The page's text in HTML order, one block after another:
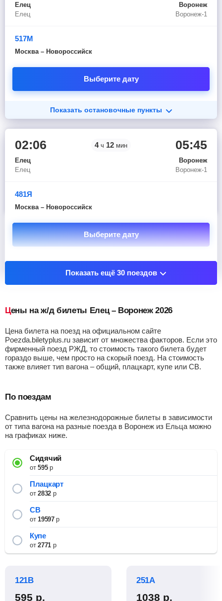
Елец
Елец
Воронеж
Воронеж-1
517М
Москва – Новороссийск
Выберите дату
Показать остановочные пункты
02:06
Елец
Елец
4 ч 12 мин 05:45
Воронеж
Воронеж-1
481Я
Москва – Новороссийск
Выберите дату
Показать ещё 30 поездов
Цены на ж/д билеты Елец – Воронеж 2026
Цена билета на поезд на официальном сайте
Poezda.biletyplus.ru зависит от множества факторов. Если это
фирменный поезд РЖД, то стоимость такого билета будет
гораздо выше, чем просто на скорый поезд. На стоимость
также влияет тип вагона – общий, плацкарт, купе или СВ.
По поездам
Сравнить цены на железнодорожные билеты в зависимости
от типа вагона на разные поезда в Воронеж из Ельца можно
на графиках ниже.
Сидячий
от595р
Плацкарт
от2832р
СВ
от19597р
Купе
от2771р
121В
595 р.
251А
1038 р.